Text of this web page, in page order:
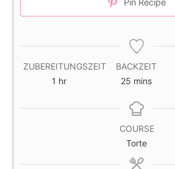
Pin Recipe
ZUBEREITUNGSZEIT
1 hour
hr
BACKZEIT
25 minutes
mins
COURSE
Torte